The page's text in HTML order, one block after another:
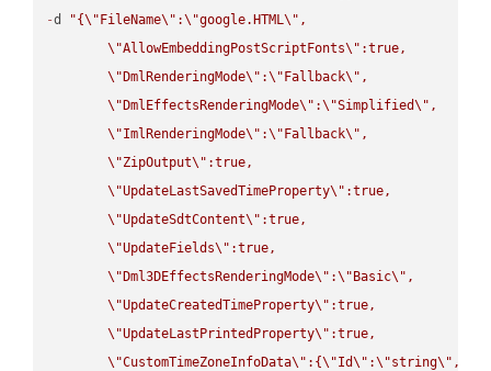
-d "{\" FileName\" :\"google.HTML\" ,
\"AllowEmbeddingPostScriptFonts\" :true,
\" DmlRenderingMode\" :\" Fallback\" ,
\" DmlEffectsRenderingMode\" :\"Simplified\" ,
\"ImlRenderingMode\" :\" Fallback\" ,
\"ZipOutput\" :true,
\"UpdateLastSavedTimeProperty\" :true,
\"UpdateSdtContent\" :true,
\"UpdateFields\" :true,
\" Dml3DEffectsRenderingMode\" :\" Basic\" ,
\"UpdateCreatedTimeProperty\" :true,
\"UpdateLastPrintedProperty\" :true,
\"CustomTimeZoneInfoData\" :{\"Id\" :\"string\" ,